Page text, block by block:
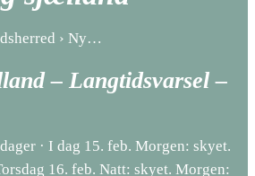
› Ny…
– Langtidsvarsel –
· I dag 15. feb. Morgen: skyet.
16. feb. Natt: skyet. Morgen: